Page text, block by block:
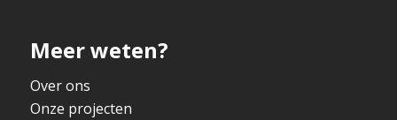
Meer weten?
Over ons
Onze projecten